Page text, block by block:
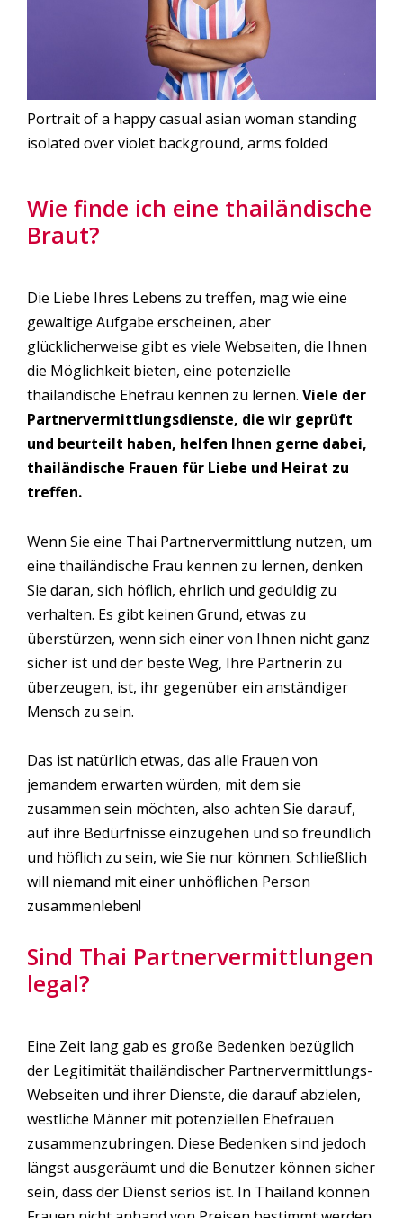
Portrait of a happy casual asian woman standing
isolated over violet background, arms folded
Wie finde ich eine thailändische
Braut?
Die Liebe Ihres Lebens zu treffen, mag wie eine
gewaltige Aufgabe erscheinen, aber
glücklicherweise gibt es viele Webseiten, die Ihnen
die Möglichkeit bieten, eine potenzielle
thailändische Ehefrau kennen zu lernen. Viele der
Partnervermittlungsdienste, die wir geprüft
und beurteilt haben, helfen Ihnen gerne dabei,
thailändische Frauen für Liebe und Heirat zu
treffen.
Wenn Sie eine Thai Partnervermittlung nutzen, um
eine thailändische Frau kennen zu lernen, denken
Sie daran, sich höflich, ehrlich und geduldig zu
verhalten. Es gibt keinen Grund, etwas zu
überstürzen, wenn sich einer von Ihnen nicht ganz
sicher ist und der beste Weg, Ihre Partnerin zu
überzeugen, ist, ihr gegenüber ein anständiger
Mensch zu sein.
Das ist natürlich etwas, das alle Frauen von
jemandem erwarten würden, mit dem sie
zusammen sein möchten, also achten Sie darauf,
auf ihre Bedürfnisse einzugehen und so freundlich
und höflich zu sein, wie Sie nur können. Schließlich
will niemand mit einer unhöflichen Person
zusammenleben!
Sind Thai Partnervermittlungen
legal?
Eine Zeit lang gab es große Bedenken bezüglich
der Legitimität thailändischer Partnervermittlungs-
Webseiten und ihrer Dienste, die darauf abzielen,
westliche Männer mit potenziellen Ehefrauen
zusammenzubringen. Diese Bedenken sind jedoch
längst ausgeräumt und die Benutzer können sicher
sein, dass der Dienst seriös ist. In Thailand können